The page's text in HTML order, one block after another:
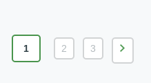
1 2 3